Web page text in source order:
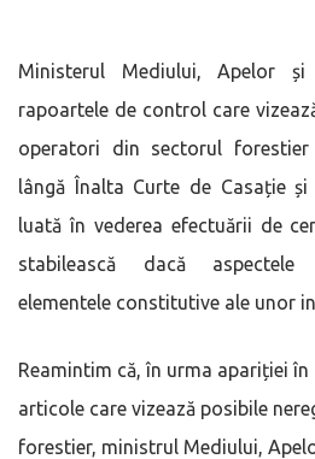
Ministerul Mediului, Apelor
rapoartele de control care
operatori din sectorul
lângă Înalta Curte de Casație
luată în vederea efectuării de
stabilească dacă aspectele
elementele constitutive ale unor
Reamintim că, în urma apariției
articole care vizează posibile
forestier, ministrul Mediului,